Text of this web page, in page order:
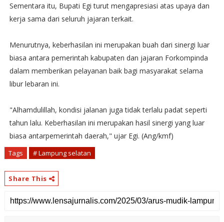
Sementara itu, Bupati Egi turut mengapresiasi atas upaya dan
kerja sama dari seluruh jajaran terkait.
Menurutnya, keberhasilan ini merupakan buah dari sinergi luar
biasa antara pemerintah kabupaten dan jajaran Forkompinda
dalam memberikan pelayanan baik bagi masyarakat selama
libur lebaran ini.
"Alhamdulillah, kondisi jalanan juga tidak terlalu padat seperti
tahun lalu. Keberhasilan ini merupakan hasil sinergi yang luar
biasa antarpemerintah daerah," ujar Egi. (Ang/kmf)
Tags # Lampung selatan
Share This